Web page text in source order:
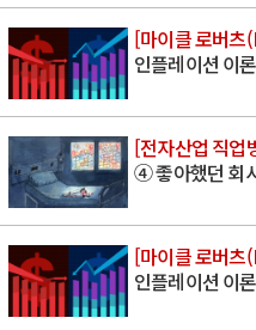
[마이클 로버
인플레이션 이
[전자산업 직업
④ 좋아했던 회
[마이클 로버
인플레이션 이